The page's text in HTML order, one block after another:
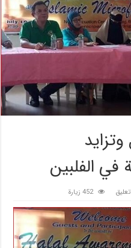
في الفلبین
452 زيارة